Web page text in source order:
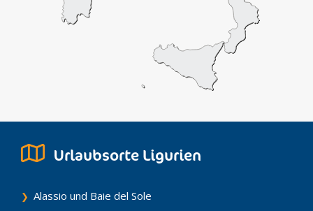
Urlaubsorte Ligurien
Alassio und Baie del Sole